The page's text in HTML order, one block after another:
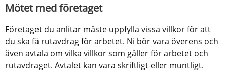
Mötet med företaget
Företaget du anlitar måste uppfylla vissa villkor för att
du ska få rutavdrag för arbetet. Ni bör vara överens och
även avtala om vilka villkor som gäller för arbetet och
rutavdraget. Avtalet kan vara skriftligt eller muntligt.